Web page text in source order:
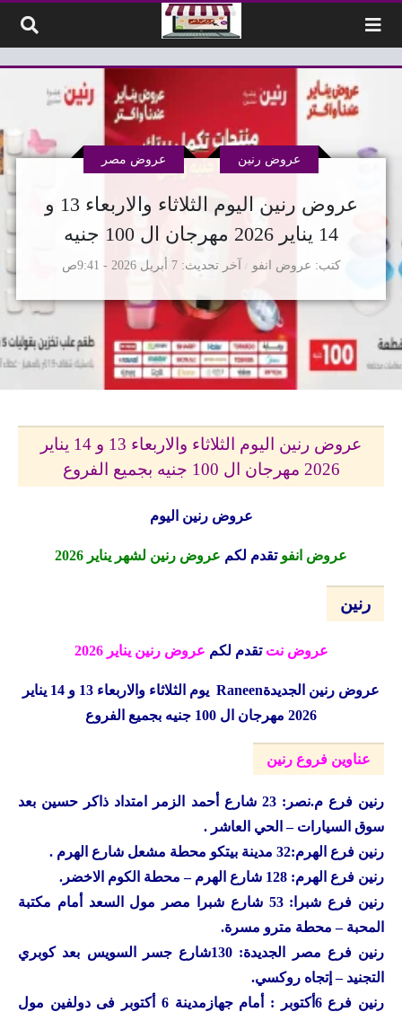
عروض رنين اليوم الثلاثاء والاربعاء 13 و
14 يناير 2026 مهرجان ال 100 جنيه
كتب عروض انفو
عروض رنين عروض مصر
آخر تحديث 7 أبريل 2026 - 9:41ص
عروض رنين اليوم الثلاثاء والاربعاء 13 و 14 يناير
2026 مهرجان ال 100 جنيه بجميع الفروع
عروض رنين اليوم
عروض انفو تقدم لكم عروض رنين لشهر يناير 2026
رنين
عروض نت تقدم لكم عروض رنين يناير 2026
عروض رنين الجديدةRaneen
يوم الثلاثاء والاربعاء 13 و 14 يناير
2026 مهرجان ال 100 جنيه بجميع الفروع
عناوين فروع رنين
رنين
فرع م.نصر: 23 شارع أحمد الزمر امتداد ذاكر حسين بعد
سوق السيارات – الحي العاشر .
رنين فرع الهرم:32 مدينة بيتكو محطة مشعل شارع الهرم .
رنين فرع الهرم: 128 شارع الهرم – محطة الكوم الاخضر.
رنين
فرع شبرا: 53 شارع شبرا مصر مول السعد أمام مكتبة
المحبة – محطة مترو مسرة.
رنين
فرع مصر الجديدة: 130شارع جسر السويس بعد كوبري
التجنيد – إتجاه روكسي.
رنين
فرع 6أكتوبر : أمام جهازمدينة 6 أكتوبر فى دولفين مول